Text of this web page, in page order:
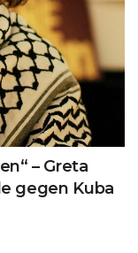
– Greta
gegen Kuba